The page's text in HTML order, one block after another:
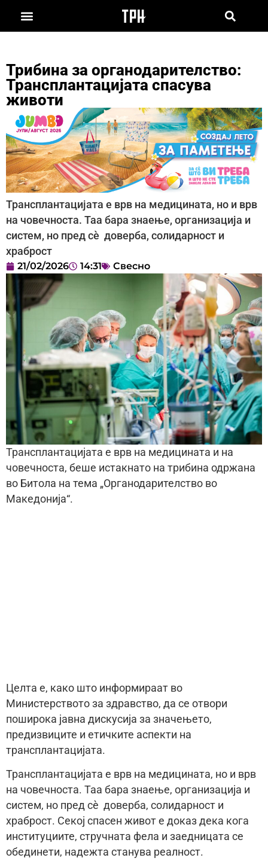
Трибина за органодарителство:
Трансплантацијата спасува
животи
Трансплантацијата е врв на медицината, но и врв
на човечноста. Таа бара знаење, организација и
систем, но пред сè доверба, солидарност и
храброст
21/02/2026 14:31 Свесно
Трансплантацијата е врв на медицината и на
човечноста, беше истакнато на трибина одржана
во Битола на тема „Органодарителство во
Македонија“.
Целта е, како што информираат во
Министерството за здравство, да се отвори
поширока јавна дискусија за значењето,
предизвиците и етичките аспекти на
трансплантацијата.
Трансплантацијата е врв на медицината, но и врв
на човечноста. Таа бара знаење, организација и
систем, но пред сè доверба, солидарност и
храброст. Секој спасен живот е доказ дека кога
институциите, стручната фела и заедницата се
обединети, надежта станува реалност.